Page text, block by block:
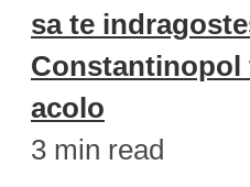
sa te
Constantinopol
acolo
3 min read